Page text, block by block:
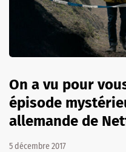
On a vu pour
épisode
allemande de
5 décembre 2017